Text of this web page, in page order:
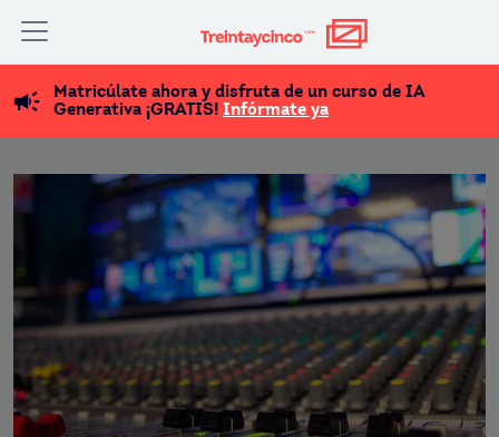
Matricúlate ahora y disfruta de un curso de IA
Generativa ¡GRATIS! Infórmate ya